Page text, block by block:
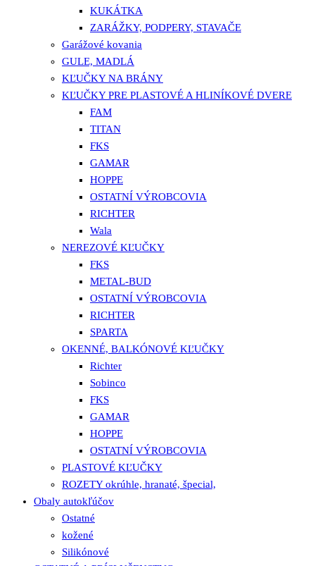
KUKÁTKA
ZARÁŽKY, PODPERY, STAVAČE
Garážové kovania
GULE, MADLÁ
KĽUČKY NA BRÁNY
KĽUČKY PRE PLASTOVÉ A HLINÍKOVÉ DVERE
FAM
TITAN
FKS
GAMAR
HOPPE
OSTATNÍ VÝROBCOVIA
RICHTER
Wala
NEREZOVÉ KĽUČKY
FKS
METAL-BUD
OSTATNÍ VÝROBCOVIA
RICHTER
SPARTA
OKENNÉ, BALKÓNOVÉ KĽUČKY
Richter
Sobinco
FKS
GAMAR
HOPPE
OSTATNÍ VÝROBCOVIA
PLASTOVÉ KĽUČKY
ROZETY okrúhle, hranaté, špecial,
Obaly autokľúčov
Ostatné
kožené
Silikónové